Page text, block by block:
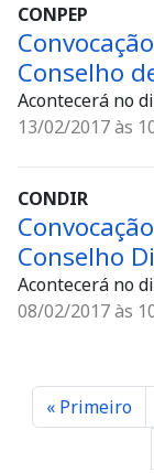
CONPEP
Conselho
Acontecerá no
13/02/2017 às
CONDIR
Conselho
Acontecerá no
08/02/2017 às
Paginação
Primeira
« Primeiro